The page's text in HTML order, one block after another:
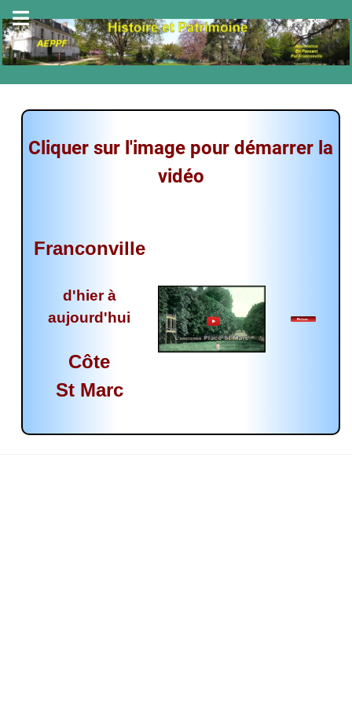
Cliquer sur l'image pour démarrer la
vidéo
Franconville
d'hier à
aujourd'hui
Côte
St Marc